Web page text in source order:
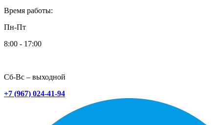
Время работы:
Пн-Пт
8:00 - 17:00
Сб-Вс – выходной
+7 (967) 024-41-94